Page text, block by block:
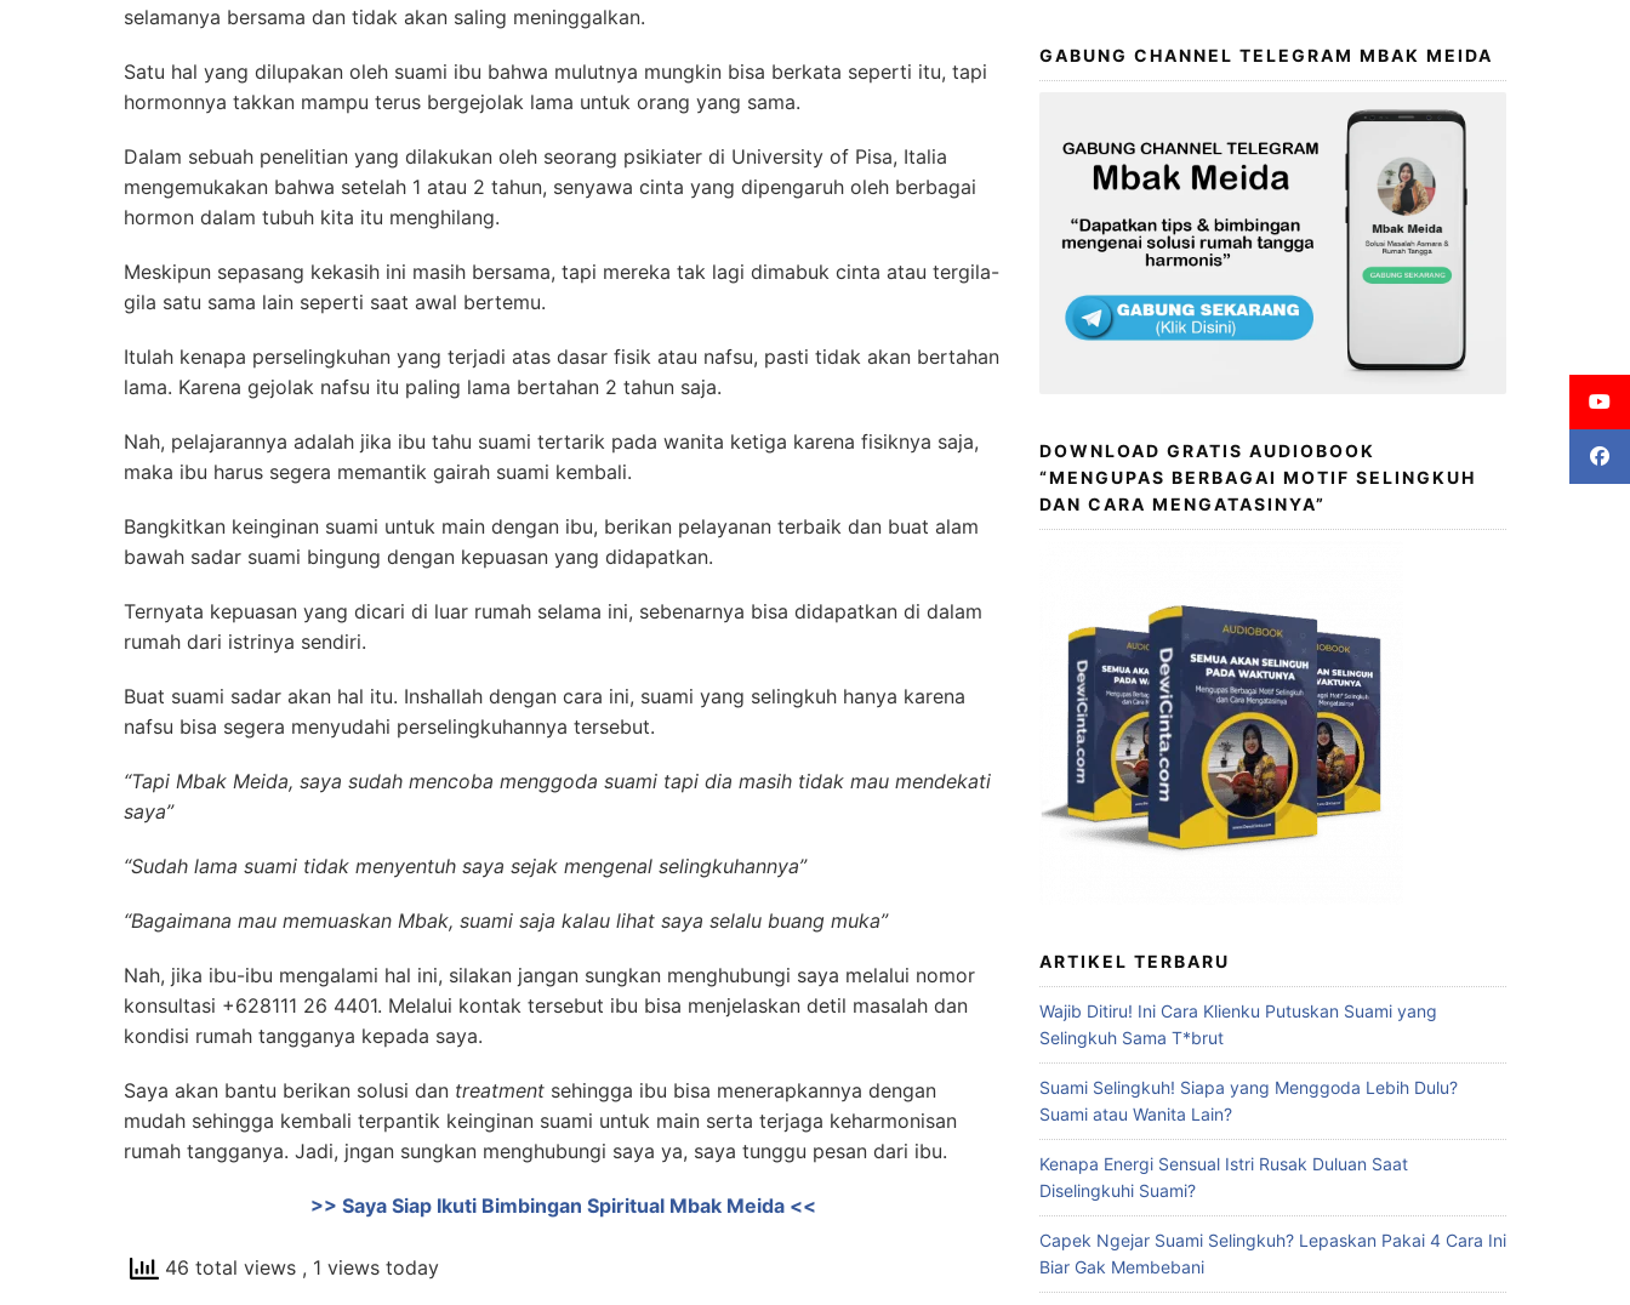
selamanya bersama dan tidak akan saling meninggalkan.
Satu hal yang dilupakan oleh suami ibu bahwa mulutnya mungkin bisa berkata seperti itu, tapi
hormonnya takkan mampu terus bergejolak lama untuk orang yang sama.
Dalam sebuah penelitian yang dilakukan oleh seorang psikiater di University of Pisa, Italia
mengemukakan bahwa setelah 1 atau 2 tahun, senyawa cinta yang dipengaruh oleh berbagai
hormon dalam tubuh kita itu menghilang.
Meskipun sepasang kekasih ini masih bersama, tapi mereka tak lagi dimabuk cinta atau tergila-
gila satu sama lain seperti saat awal bertemu.
Itulah kenapa perselingkuhan yang terjadi atas dasar fisik atau nafsu, pasti tidak akan bertahan
lama. Karena gejolak nafsu itu paling lama bertahan 2 tahun saja.
Nah, pelajarannya adalah jika ibu tahu suami tertarik pada wanita ketiga karena fisiknya saja,
maka ibu harus segera memantik gairah suami kembali.
Bangkitkan keinginan suami untuk main dengan ibu, berikan pelayanan terbaik dan buat alam
bawah sadar suami bingung dengan kepuasan yang didapatkan.
Ternyata kepuasan yang dicari di luar rumah selama ini, sebenarnya bisa didapatkan di dalam
rumah dari istrinya sendiri.
Buat suami sadar akan hal itu. Inshallah dengan cara ini, suami yang selingkuh hanya karena
nafsu bisa segera menyudahi perselingkuhannya tersebut.
“Tapi Mbak Meida, saya sudah mencoba menggoda suami tapi dia masih tidak mau mendekati
saya”
“Sudah lama suami tidak menyentuh saya sejak mengenal selingkuhannya”
“Bagaimana mau memuaskan Mbak, suami saja kalau lihat saya selalu buang muka”
Nah, jika ibu-ibu mengalami hal ini, silakan jangan sungkan menghubungi saya melalui nomor
konsultasi +628111 26 4401. Melalui kontak tersebut ibu bisa menjelaskan detil masalah dan
kondisi rumah tangganya kepada saya.
Saya akan bantu berikan solusi dan treatment sehingga ibu bisa menerapkannya dengan
mudah sehingga kembali terpantik keinginan suami untuk main serta terjaga keharmonisan
rumah tangganya. Jadi, jngan sungkan menghubungi saya ya, saya tunggu pesan dari ibu.
>> Saya Siap Ikuti Bimbingan Spiritual Mbak Meida <<
46 total views , 1 views today
GABUNG CHANNEL TELEGRAM MBAK MEIDA
DOWNLOAD GRATIS AUDIOBOOK
“MENGUPAS BERBAGAI MOTIF SELINGKUH
DAN CARA MENGATASINYA”
ARTIKEL TERBARU
Wajib Ditiru! Ini Cara Klienku Putuskan Suami yang
Selingkuh Sama T*brut
Suami Selingkuh! Siapa yang Menggoda Lebih Dulu?
Suami atau Wanita Lain?
Kenapa Energi Sensual Istri Rusak Duluan Saat
Diselingkuhi Suami?
Capek Ngejar Suami Selingkuh? Lepaskan Pakai 4 Cara Ini
Biar Gak Membebani